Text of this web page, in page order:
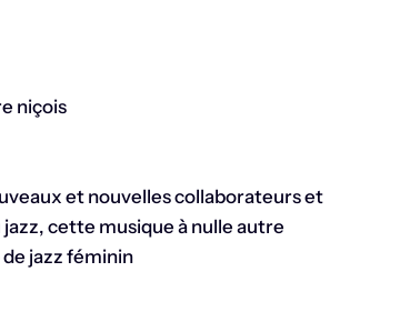
niçois
et nouvelles collaborateurs et
cette musique à nulle autre
jazz féminin